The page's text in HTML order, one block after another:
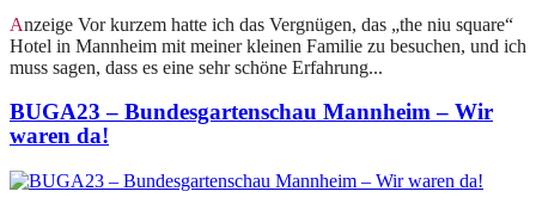
Anzeige Vor kurzem hatte ich das Vergnügen, das „the niu square“
Hotel in Mannheim mit meiner kleinen Familie zu besuchen, und ich
muss sagen, dass es eine sehr schöne Erfahrung...
BUGA23 – Bundesgartenschau Mannheim – Wir
waren da!